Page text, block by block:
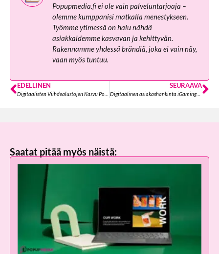
Popupmedia.fi ei ole vain palveluntarjoaja –
olemme kumppanisi matkalla menestykseen.
Työmme ytimessä on halu nähdä
asiakkaidemme kasvavan ja kehittyvän.
Rakennamme yhdessä brändiä, joka ei vain näy,
vaan myös tuntuu.
EDELLINEN SEURAAVA
Digitaalinen asiakashankinta iGaming-sektorilla – mikä oikeasti toimii?
Saatat pitää myös näistä: